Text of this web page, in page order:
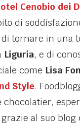
Cenobio dei
di
di tornare in una
Liguria, e di
come Lisa
Style.
chocolatier,
al suo blog